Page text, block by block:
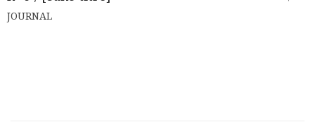
JOURNAL